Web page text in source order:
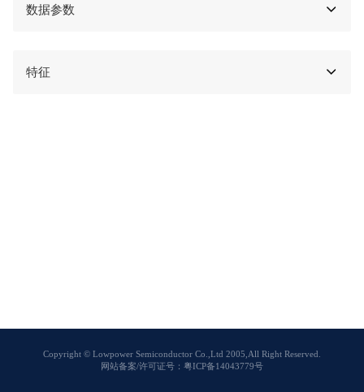
数据参数
特征
Copyright © Lowpower Semiconductor Co.,Ltd 2005,All Right Reserved.
网站备案/许可证号：粤ICP备14043779号